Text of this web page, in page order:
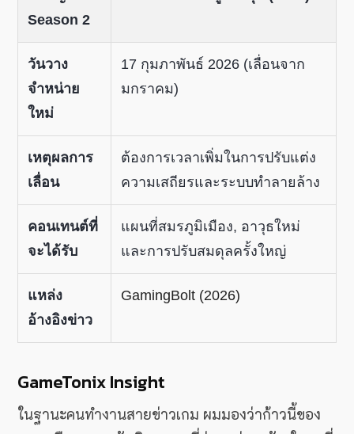
Season 2
วันวาง
จำหน่าย
ใหม่
17 กุมภาพันธ์ 2026 (เลื่อนจาก
มกราคม)
เหตุผลการ
เลื่อน
ต้องการเวลาเพิ่มในการปรับแต่ง
ความเสถียรและระบบทำลายล้าง
คอนเทนต์ที่
จะได้รับ
แผนที่สมรภูมิเมือง, อาวุธใหม่
และการปรับสมดุลครั้งใหญ่
แหล่ง
อ้างอิงข่าว
GamingBolt (2026)
GameTonix Insight
ในฐานะคนทำงานสายข่าวเกม ผมมองว่าก้าวนี้ของ